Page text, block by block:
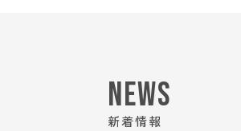
NEWS
新着情報